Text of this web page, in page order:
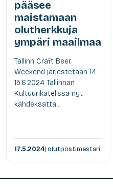
pääsee
maistamaan
olutherkkuja
ympäri maailmaa
Tallinn Craft Beer
Weekend järjestetään 14-
15.6.2024 Tallinnan
Kultuurikatel:ssa nyt
kahdeksatta...
17.5.2024| olutpostimestari